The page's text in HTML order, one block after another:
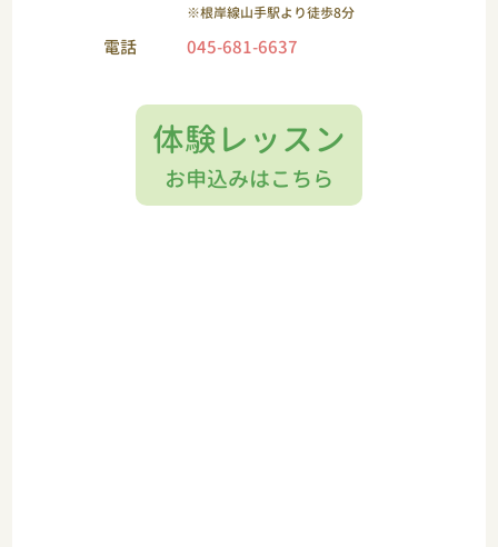
※根岸線山手駅より徒歩8分
電話 045-681-6637
体験レッスン
お申込みはこちら